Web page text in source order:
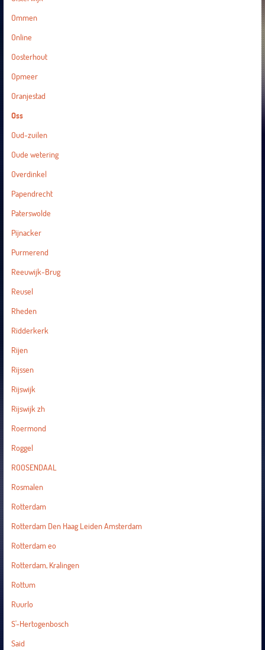
Ommen
Online
Oosterhout
Opmeer
Oranjestad
Oss
Oud-zuilen
Oude wetering
Overdinkel
Papendrecht
Paterswolde
Pijnacker
Purmerend
Reeuwijk-Brug
Reusel
Rheden
Ridderkerk
Rijen
Rijssen
Rijswijk
Rijswijk zh
Roermond
Roggel
ROOSENDAAL
Rosmalen
Rotterdam
Rotterdam Den Haag Leiden Amsterdam
Rotterdam eo
Rotterdam, Kralingen
Rottum
Ruurlo
S'-Hertogenbosch
Said